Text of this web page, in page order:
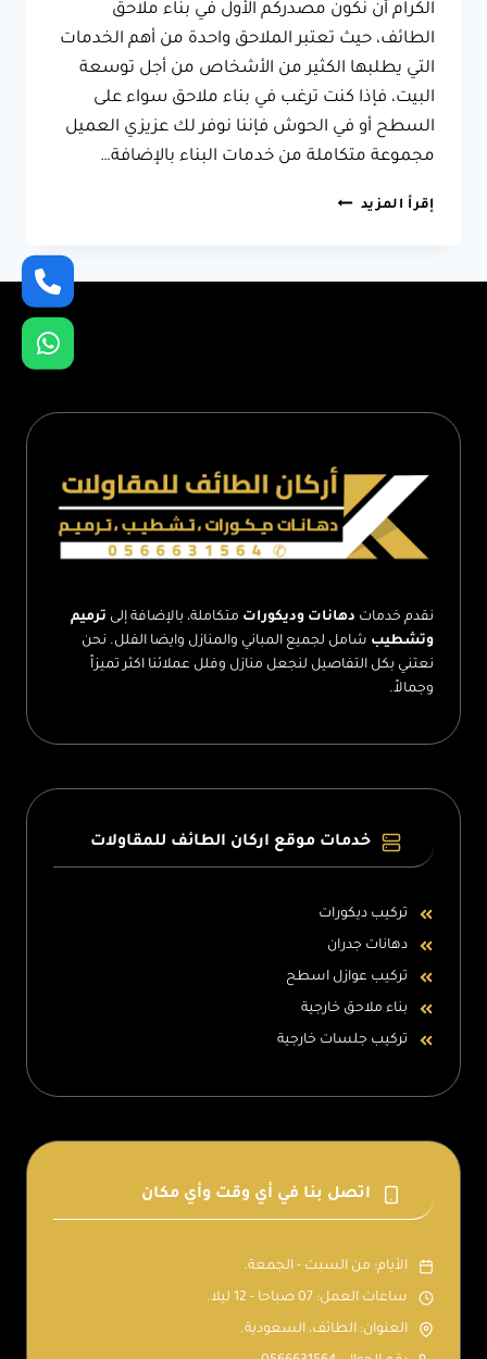
الكرام أن نكون مصدركم الأول في بناء ملاحق
الطائف، حيث تعتبر الملاحق واحدة من أهم الخدمات
التي يطلبها الكثير من الأشخاص من أجل توسعة
البيت، فإذا كنت ترغب في بناء ملاحق سواء على
السطح أو في الحوش فإننا نوفر لك عزيزي العميل
مجموعة متكاملة من خدمات البناء بالإضافة…
إقرأ المزيد مقاول
جاهز
الطائف
نقدم خدمات دهانات وديكورات متكاملة، بالإضافة إلى ترميم
وتشطيب شامل لجميع المباني والمنازل وايضا الفلل. نحن
نعتني بكل التفاصيل لنجعل منازل وفلل عملائنا اكثر تميزاً
وجمالاً.
خدمات موقع اركان الطائف للمقاولات
تركيب ديكورات
دهانات جدران
تركيب عوازل اسطح
بناء ملاحق خارجية
تركيب جلسات خارجية
اتصل بنا في أي وقت وأي مكان
الأيام: من السبت - الجمعة.
ساعات العمل: 07 صباحا - 12 ليلا.
العنوان: الطائف، السعودية.